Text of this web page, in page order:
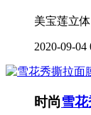
美宝莲立
2020-09-04
时尚雪